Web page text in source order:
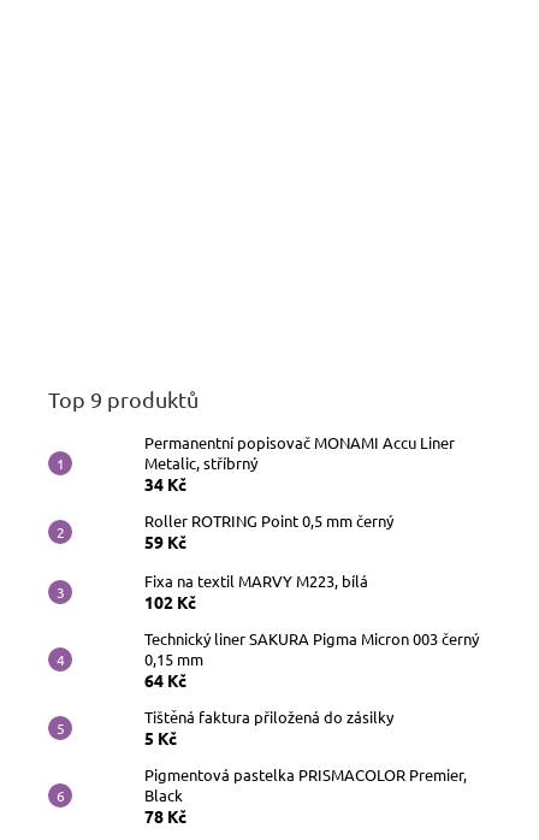
Top 9 produktů
Permanentní popisovač MONAMI Accu Liner
Metalic, stříbrný
34 Kč
Roller ROTRING Point 0,5 mm černý
59 Kč
Fixa na textil MARVY M223, bílá
102 Kč
Technický liner SAKURA Pigma Micron 003 černý
0,15 mm
64 Kč
Tištěná faktura přiložená do zásilky
5 Kč
Pigmentová pastelka PRISMACOLOR Premier,
Black
78 Kč